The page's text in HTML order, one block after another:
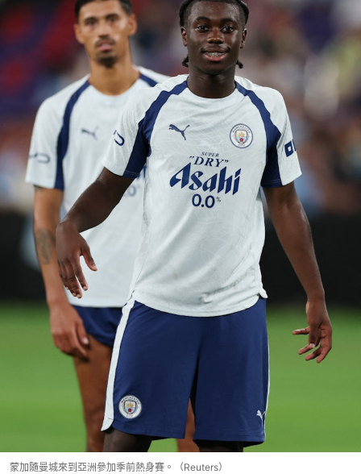
蒙加隨曼城來到亞洲參加季前熱身賽。（Reuters）